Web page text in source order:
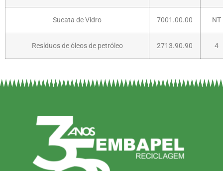
Sucata de Vidro 7001.00.00 NT
Resíduos de óleos de petróleo 2713.90.90 4